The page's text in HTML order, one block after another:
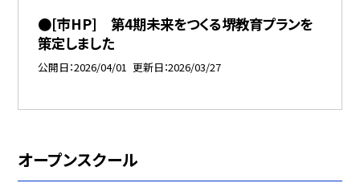
●[市HP] 第4期未来をつくる堺教育プランを
策定しました
公開日 2026/04/01 更新日 2026/03/27
オープンスクール